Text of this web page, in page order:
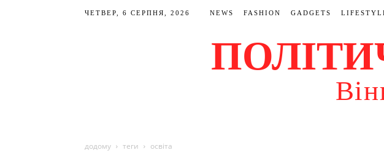
ЧЕТВЕР, 6 СЕРПНЯ, 2026 NEWS FASHION GADGETS
додому теги освіта